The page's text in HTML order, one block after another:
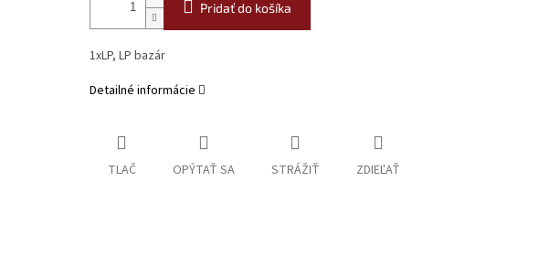
Pridať do košíka
1xLP, LP bazár
Detailné informácie
TLAČ OPÝTAŤ SA STRÁŽIŤ ZDIEĽAŤ